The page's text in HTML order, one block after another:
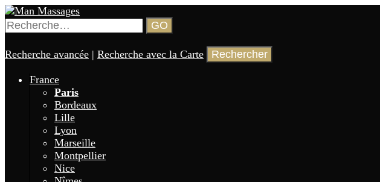
Aller
au
contenu
principal
Man Massages
Rechercher : GO
Recherche avancée | Recherche avec la Carte
France
Paris
Bordeaux
Lille
Lyon
Marseille
Montpellier
Nice